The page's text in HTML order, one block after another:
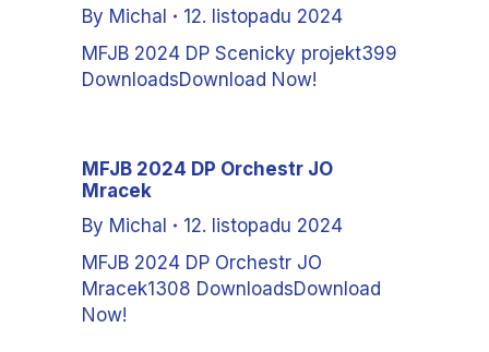
By Michal
12. listopadu 2024
MFJB 2024 DP Scenicky projekt399
DownloadsDownload Now!
MFJB 2024 DP Orchestr JO
Mracek
By Michal
12. listopadu 2024
MFJB 2024 DP Orchestr JO
Mracek1308 DownloadsDownload
Now!